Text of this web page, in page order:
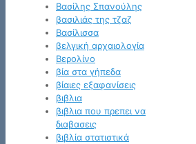
Βασίλης Σπανούλης
βασιλιάς της τζαζ
Βασίλισσα
βελγική αρχαιολογία
Βερολίνο
βία στα γήπεδα
βίαιες εξαφανίσεις
βιβλια
βιβλια που πρεπει να
διαβασεις
βιβλία στατιστικά